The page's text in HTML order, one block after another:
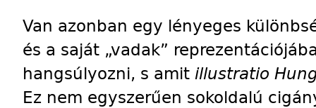
Van azonban egy lényeges
és a saját „vadak”
hangsúlyozni, s amit illustratio
Ez nem egyszerűen sokoldalú